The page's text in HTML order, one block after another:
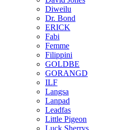
Diweilu
Dr. Bond
ERICK
Fabi
Femme
Filippini
GOLDBE
GORANGD
ILF
Langsa
Lanpad
Leadfas
Little Pigeon
Luck Sherrys